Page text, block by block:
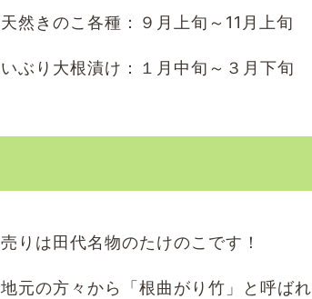
天然きのこ各種：９月上旬～11月上旬
いぶり大根漬け：１月中旬～３月下旬
売りは田代名物のたけのこです！
地元の方々から「根曲がり竹」と呼ばれ